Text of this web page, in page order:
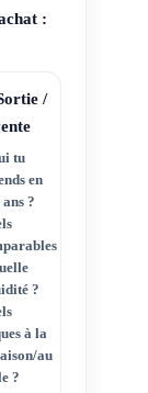
:
/
tu
en
?
?
à la
au
?